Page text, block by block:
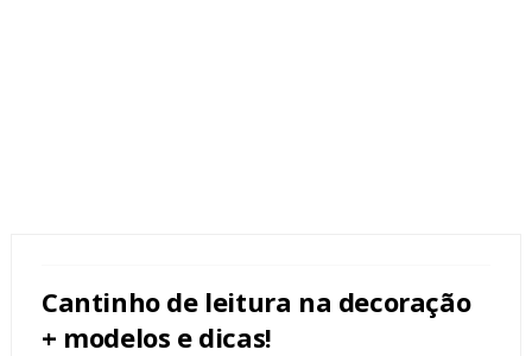
Cantinho de leitura na decoração
+ modelos e dicas!